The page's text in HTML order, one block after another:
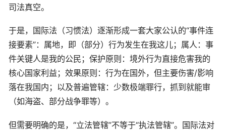
司法真空。
于是，国际法（习惯法）逐渐形成一套大家公认的“事件连
接要素”：属地，即（部分）行为发生在我这儿；属人：事
件关键人是我的公民；保护原则：境外行为直接危害我的
核心国家利益；效果原则：行为在国外，但主要伤害/影响
落在我国内；以及普遍管辖：少数极端罪行，抓到就能审
（如海盗、部分战争罪等）。
但需要明确的是，“立法管辖”不等于“执法管辖”。国际法对